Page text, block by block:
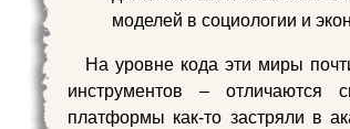
моделей в социологии и
На уровне кода эти миры
инструментов – отличаются
платформы как-то застряли в